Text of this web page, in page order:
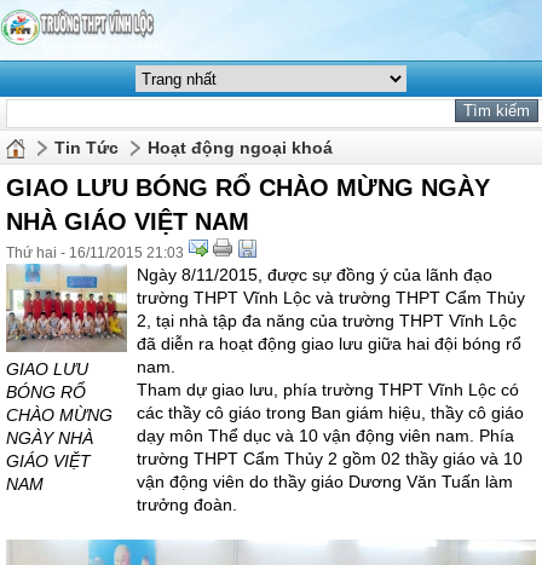
Tin Tức Hoạt động ngoại khoá
GIAO LƯU BÓNG RỔ CHÀO MỪNG NGÀY
NHÀ GIÁO VIỆT NAM
Thứ hai - 16/11/2015 21:03
GIAO LƯU
BÓNG RỔ
CHÀO MỪNG
NGÀY NHÀ
GIÁO VIỆT
NAM
Ngày 8/11/2015, được sự đồng ý của lãnh đạo
trường THPT Vĩnh Lộc và trường THPT Cẩm Thủy
2, tại nhà tập đa năng của trường THPT Vĩnh Lộc
đã diễn ra hoạt động giao lưu giữa hai đội bóng rổ
nam.
Tham dự giao lưu, phía trường THPT Vĩnh Lộc có
các thầy cô giáo trong Ban giám hiệu, thầy cô giáo
dạy môn Thể dục và 10 vận động viên nam. Phía
trường THPT Cẩm Thủy 2 gồm 02 thầy giáo và 10
vận động viên do thầy giáo Dương Văn Tuấn làm
trưởng đoàn.